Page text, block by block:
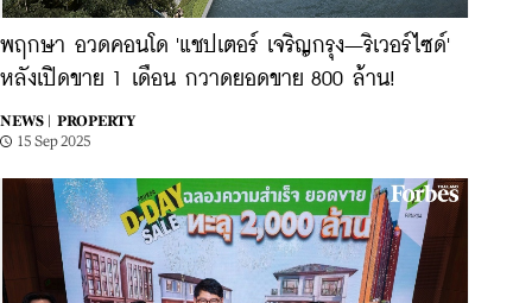
พฤกษา อวดคอนโด 'แชปเตอร์ เจริญกรุง–ริเวอร์ไซด์'
หลังเปิดขาย 1 เดือน กวาดยอดขาย 800 ล้าน!
NEWS |
PROPERTY
15 Sep 2025